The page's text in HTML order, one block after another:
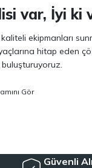
var, İyi ki
ekipmanları
hitap eden
buluşturuyoruz.
gibi lider
mümkün
Güvenli